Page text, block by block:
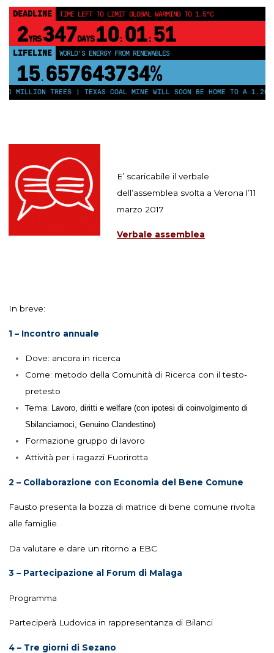
DEADLINE TIME LEFT TO LIMIT GLOBAL WARMING TO 1.5°C
2YRS 347DAYS 10: 01: 51
LIFELINE WORLD'S ENERGY FROM RENEWABLES
15. 657643739%
MILLION TREES | TEXAS COAL MINE WILL SOON BE HOME TO A
E’ scaricabile il verbale
dell’assemblea svolta a Verona l’11
marzo 2017
Verbale assemblea
In breve:
1 – Incontro annuale
Dove: ancora in ricerca
Come: metodo della Comunità di Ricerca con il testo-
pretesto
Tema: Lavoro, diritti e welfare (con ipotesi di coinvolgimento di
Sbilanciamoci, Genuino Clandestino)
Formazione gruppo di lavoro
Attività per i ragazzi Fuorirotta
2 – Collaborazione con Economia del Bene Comune
Fausto presenta la bozza di matrice di bene comune rivolta
alle famiglie.
Da valutare e dare un ritorno a EBC
3 – Partecipazione al Forum di Malaga
Programma
Parteciperà Ludovica in rappresentanza di Bilanci
4 – Tre giorni di Sezano